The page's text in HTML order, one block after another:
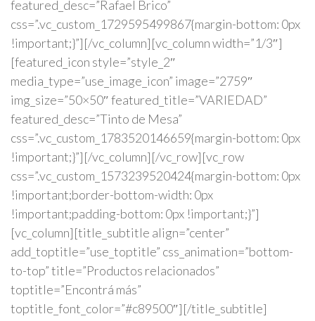
featured_desc=”Rafael Brico”
css=”.vc_custom_1729595499867{margin-bottom: 0px
!important;}”][/vc_column][vc_column width=”1/3″]
[featured_icon style=”style_2″
media_type=”use_image_icon” image=”2759″
img_size=”50×50″ featured_title=”VARIEDAD”
featured_desc=”Tinto de Mesa”
css=”.vc_custom_1783520146659{margin-bottom: 0px
!important;}”][/vc_column][/vc_row][vc_row
css=”.vc_custom_1573239520424{margin-bottom: 0px
!important;border-bottom-width: 0px
!important;padding-bottom: 0px !important;}”]
[vc_column][title_subtitle align=”center”
add_toptitle=”use_toptitle” css_animation=”bottom-
to-top” title=”Productos relacionados”
toptitle=”Encontrá más”
toptitle_font_color=”#c89500″][/title_subtitle]